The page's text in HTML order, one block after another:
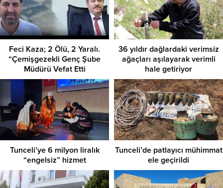
Feci Kaza; 2 Ölü, 2 Yaralı.
“Çemişgezekli Genç Şube
Müdürü Vefat Etti
36 yıldır dağlardaki verimsiz
ağaçları aşılayarak verimli
hale getiriyor
Tunceli’ye 6 milyon liralık
“engelsiz” hizmet
Tunceli’de patlayıcı mühimmat
ele geçirildi